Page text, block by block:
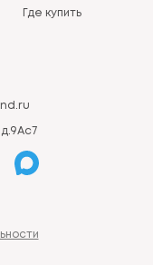
Где купить